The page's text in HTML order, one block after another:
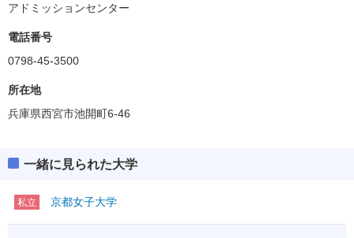
アドミッションセンター
電話番号
0798-45-3500
所在地
兵庫県西宮市池開町6-46
一緒に見られた大学
私立 京都女子大学